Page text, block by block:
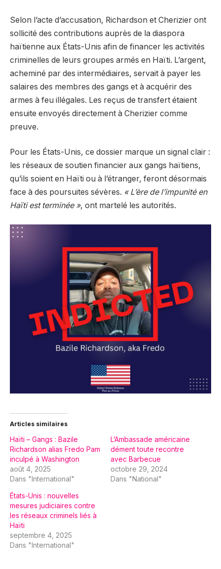
Selon l’acte d’accusation, Richardson et Cherizier ont
sollicité des contributions auprès de la diaspora
haïtienne aux États-Unis afin de financer les activités
criminelles de leurs groupes armés en Haïti. L’argent,
acheminé par des intermédiaires, servait à payer les
salaires des membres des gangs et à acquérir des
armes à feu illégales. Les reçus de transfert étaient
ensuite envoyés directement à Cherizier comme
preuve.
Pour les États-Unis, ce dossier marque un signal clair :
les réseaux de soutien financier aux gangs haïtiens,
qu’ils soient en Haïti ou à l’étranger, feront désormais
face à des poursuites sévères. « L’ère de l’impunité en
Haïti est terminée », ont martelé les autorités.
Articles similaires
Haïti – Gangs : Bazile
Richardson alias Fredo Pam
inculpé à Washington
août 4, 2025
Dans "International"
L’Ambassade américaine
dément toute recontre
avec Barbecue
octobre 29, 2024
Dans "National"
États-Unis : nouvelles
mesures judiciaires contre
les réseaux criminels liés à
Haïti
septembre 4, 2025
Dans "International"